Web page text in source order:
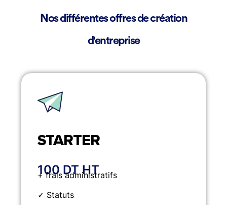
Nos différentes offres de création
d'entreprise
STARTER
100 DT HT
+ frais administratifs
✓ Statuts